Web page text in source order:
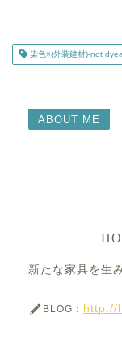
染色×(外装建材)-not
ABOUT ME
新たな家具を生
BLOG： http://